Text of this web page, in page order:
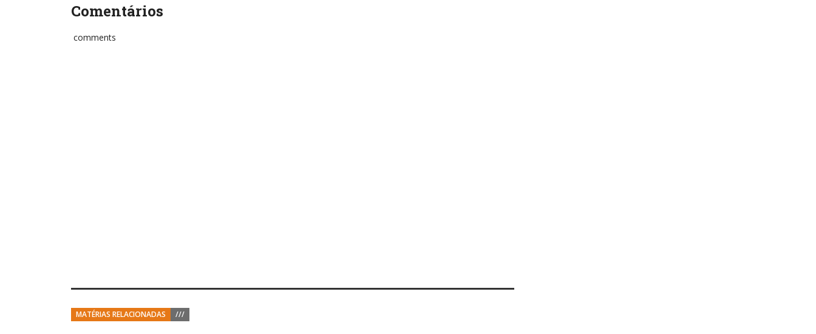
Comentários
comments
MATÉRIAS RELACIONADAS ///